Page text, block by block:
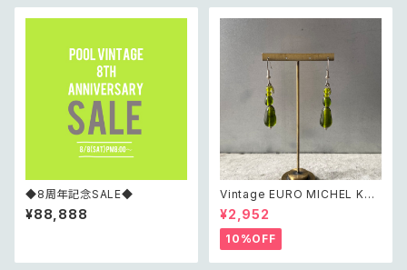
◆8周年記念SALE◆
¥88,888
Vintage EURO MICHEL KLE
IN retro green glass beads
pierce レトロ ユーロ ヴィンテ
ージ アクセサリー ミッシェルク
ラン グリーン ガラスビーズ ピア
ス/イヤリング
¥2,952
10%OFF